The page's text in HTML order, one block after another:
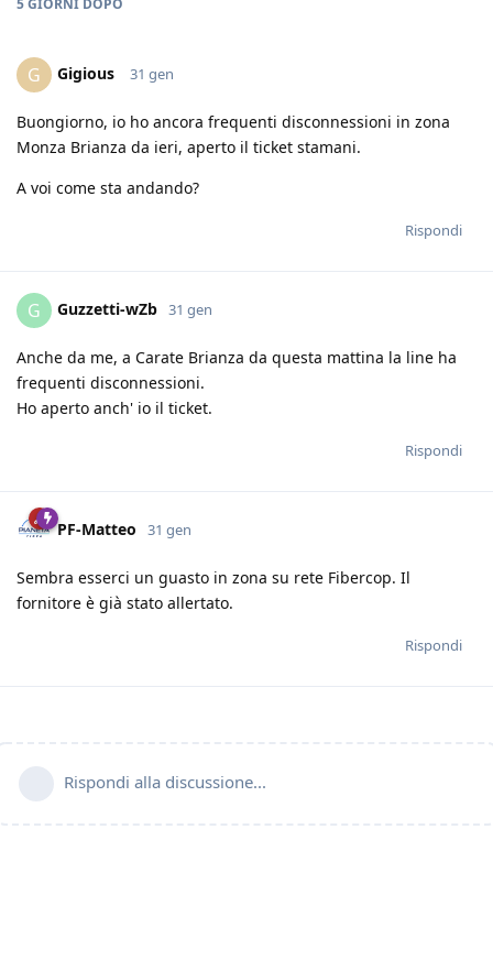
5 GIORNI DOPO
G Gigious 31 gen
Buongiorno, io ho ancora frequenti disconnessioni in zona
Monza Brianza da ieri, aperto il ticket stamani.
A voi come sta andando?
Rispondi
G Guzzetti-wZb 31 gen
Anche da me, a Carate Brianza da questa mattina la line ha
frequenti disconnessioni.
Ho aperto anch' io il ticket.
Rispondi
PF-Matteo 31 gen
Sembra esserci un guasto in zona su rete Fibercop. Il
fornitore è già stato allertato.
Rispondi
Rispondi alla discussione...